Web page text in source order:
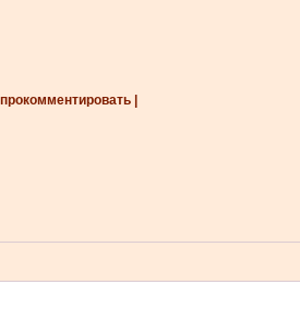
| прокомментировать |